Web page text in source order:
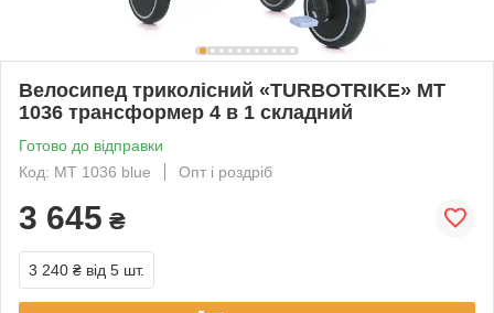
Велосипед триколісний «TURBOTRIKE» MT
1036 трансформер 4 в 1 складний
Готово до відправки
Код: MT 1036 blue
Опт і роздріб
3 645 ₴
3 240 ₴ від 5 шт.